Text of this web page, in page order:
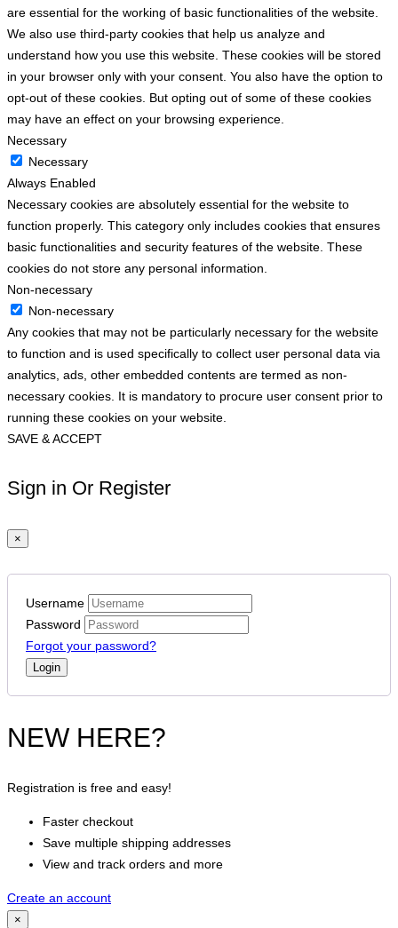
are essential for the working of basic functionalities of the website.
We also use third-party cookies that help us analyze and
understand how you use this website. These cookies will be stored
in your browser only with your consent. You also have the option to
opt-out of these cookies. But opting out of some of these cookies
may have an effect on your browsing experience.
Necessary
Necessary
Always Enabled
Necessary cookies are absolutely essential for the website to
function properly. This category only includes cookies that ensures
basic functionalities and security features of the website. These
cookies do not store any personal information.
Non-necessary
Non-necessary
Any cookies that may not be particularly necessary for the website
to function and is used specifically to collect user personal data via
analytics, ads, other embedded contents are termed as non-
necessary cookies. It is mandatory to procure user consent prior to
running these cookies on your website.
SAVE & ACCEPT
Sign in Or Register
×
Username
Password
Forgot your password?
NEW HERE?
Registration is free and easy!
Faster checkout
Save multiple shipping addresses
View and track orders and more
Create an account
×